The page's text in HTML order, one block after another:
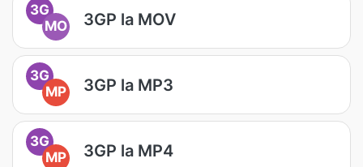
3G
MO
3GP la MOV
3G
MP
3GP la MP3
3G
MP
3GP la MP4